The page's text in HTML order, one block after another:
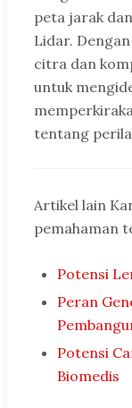
peta jarak
Lidar.
citra dan
untuk
tentang
Artikel lain
pemahaman
Potensi
Peran
Potensi
Biomedis